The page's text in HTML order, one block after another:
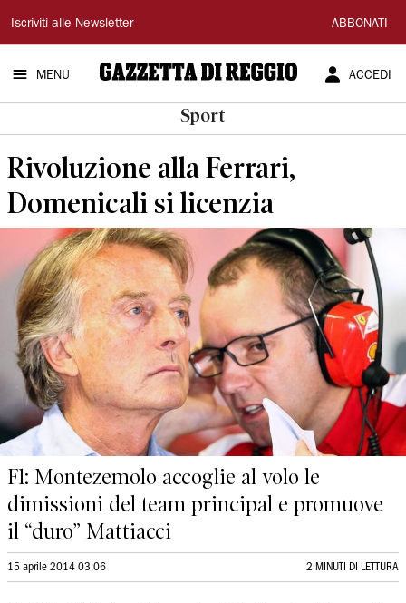
Gazzetta
di
Reggio
Iscriviti alle Newsletter ABBONATI
MENU ACCEDI
Sport
Rivoluzione alla Ferrari,
Domenicali si licenzia
F1: Montezemolo accoglie al volo le
dimissioni del team principal e promuove
il “duro” Mattiacci
15 aprile 2014 03:06 2 MINUTI DI LETTURA